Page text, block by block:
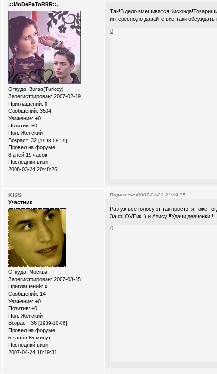
.::MoDeRaToRRR::.
Откуда: Bursa(Turkey)
Зарегистрирован: 2007-02-19
Приглашений: 0
Сообщений: 3504
Уважение: +0
Позитив: +0
Пол: Женский
Возраст: 32 [1993-08-29]
Провел на форуме:
8 дней 19 часов
Последний визит:
2008-03-24 20:48:26
Так!В дело вмешиватся
интересно,но давайте все-таки
0
Поделиться2007-04-01 23:49:35
KISS
Участник
Откуда: Москва
Зарегистрирован: 2007-03-25
Приглашений: 0
Сообщений: 14
Уважение: +0
Позитив: +0
Пол: Женский
Возраст: 36 [1989-10-06]
Провел на форуме:
5 часов 55 минут
Последний визит:
2007-04-24 18:19:31
Раз уж все голосуют так просто, я тоже
За фLOVEик=) и Алису!!!Удачи девчонки!!!
0